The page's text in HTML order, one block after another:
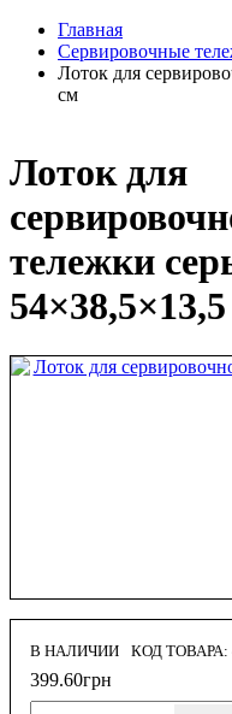
Главная
Сервировочные
Лоток для
см
Лоток для
тележки
В НАЛИЧИИ
399.60грн